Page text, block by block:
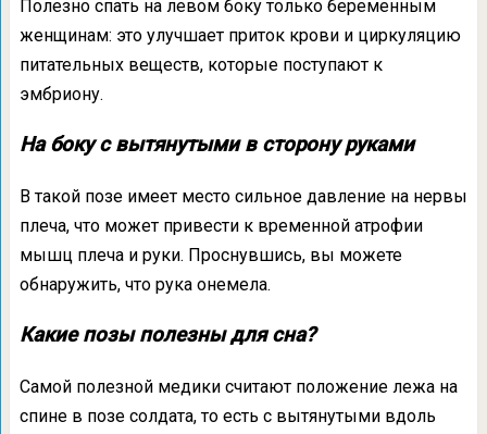
Полезно спать на левом боку только беременным
женщинам: это улучшает приток крови и циркуляцию
питательных веществ, которые поступают к
эмбриону.
На боку с вытянутыми в сторону руками
В такой позе имеет место сильное давление на нервы
плеча, что может привести к временной атрофии
мышц плеча и руки. Проснувшись, вы можете
обнаружить, что рука онемела.
Какие позы полезны для сна?
Самой полезной медики считают положение лежа на
спине в позе солдата, то есть с вытянутыми вдоль